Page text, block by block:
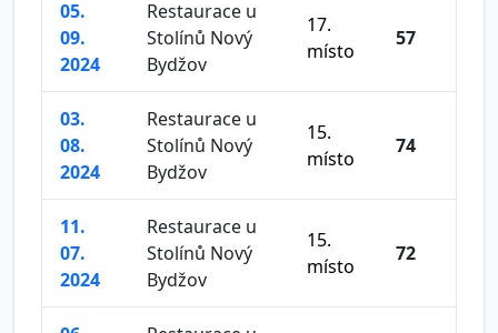
05.
09.
2024
Restaurace u
Stolínů Nový
Bydžov
17.
místo
57
03.
08.
2024
Restaurace u
Stolínů Nový
Bydžov
15.
místo
74
11.
07.
2024
Restaurace u
Stolínů Nový
Bydžov
15.
místo
72